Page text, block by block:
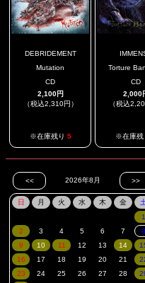
DEBRIDEMENT
Mutation
CD
2,100円
（税込2,310円）
※在庫残り 5
Torture
CD
2,000
（税込
※在庫残